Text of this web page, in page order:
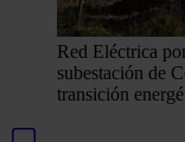
Red Eléctrica
subestación de
transición